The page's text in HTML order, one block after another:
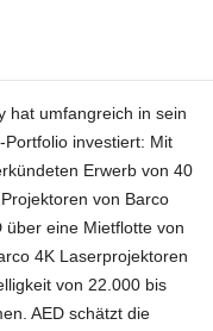
hat umfangreich in sein
Portfolio investiert: Mit
Erwerb von 40
von Barco
über eine Mietflotte von
4K Laserprojektoren
von 22.000 bis
AED schätzt die